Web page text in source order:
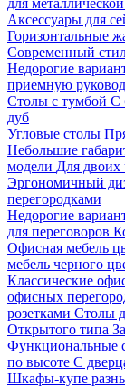
для
Аксессуары для
Горизонтальные
Современный
Недорогие
приемную
Столы с тумбой С
дуб
Угловые столы
Небольшие
модели Для двоих
Эргономичный
перегородками
Недорогие
для переговоров
Офисная мебель
мебель черного
Классические
офисных
розетками Столы
Открытого типа
Функциональные
по высоте С
Шкафы-купе